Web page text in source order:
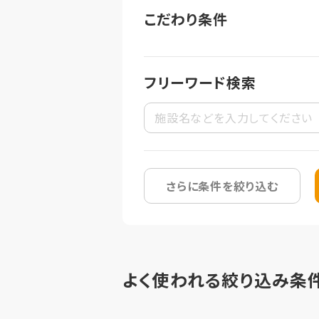
こだわり条件
フリーワード検索
さらに条件を絞り込む
よく使われる絞り込み条